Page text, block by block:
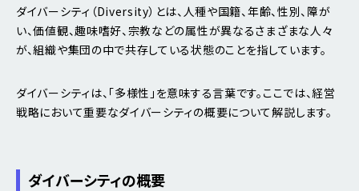
ダイバーシティ（Diversity）とは、人種や国籍、年齢、性別、障が
い、価値観、趣味嗜好、宗教などの属性が異なるさまざまな人々
が、組織や集団の中で共存している状態のことを指しています。
ダイバーシティは、「多様性」を意味する言葉です。ここでは、経営
戦略において重要なダイバーシティの概要について解説します。
ダイバーシティの概要